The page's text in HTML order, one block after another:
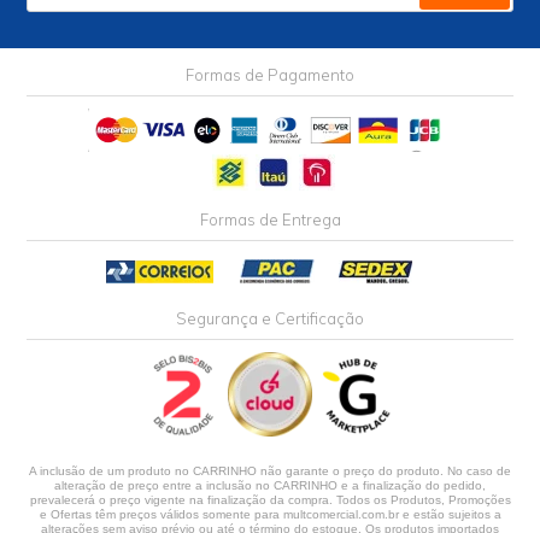
Formas de Pagamento
Formas de Entrega
Segurança e Certificação
A inclusão de um produto no CARRINHO não garante o preço do produto. No caso de
alteração de preço entre a inclusão no CARRINHO e a finalização do pedido,
prevalecerá o preço vigente na finalização da compra. Todos os Produtos, Promoções
e Ofertas têm preços válidos somente para multcomercial.com.br e estão sujeitos a
alterações sem aviso prévio ou até o término do estoque. Os produtos importados